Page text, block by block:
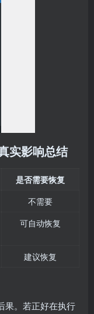
实影响总结
是否需要恢复
不需要
可自动恢复
建议恢复
果。若正好在执行